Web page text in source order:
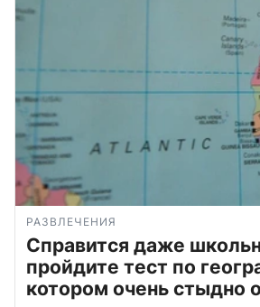
РАЗВЛЕЧЕНИЯ
Справится даже
пройдите тест по
котором очень стыдно